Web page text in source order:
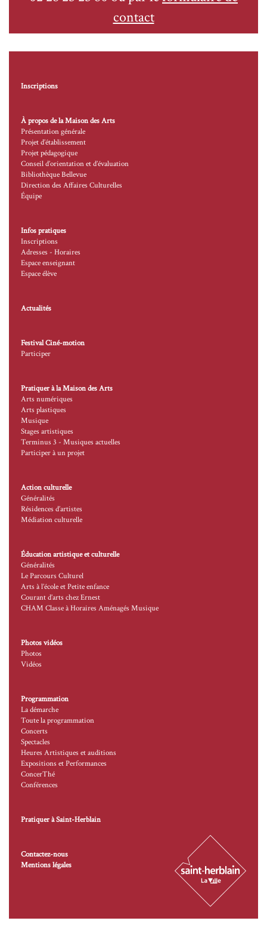
contact
Inscriptions
À propos de la Maison des Arts
Présentation générale
Projet d’établissement
Projet pédagogique
Conseil d’orientation et d’évaluation
Bibliothèque Bellevue
Direction des Affaires Culturelles
Équipe
Infos pratiques
Inscriptions
Adresses - Horaires
Espace enseignant
Espace élève
Actualités
Festival Ciné-motion
Participer
Pratiquer à la Maison des Arts
Arts numériques
Arts plastiques
Musique
Stages artistiques
Terminus 3 - Musiques actuelles
Participer à un projet
Action culturelle
Généralités
Résidences d’artistes
Médiation culturelle
Éducation artistique et culturelle
Généralités
Le Parcours Culturel
Arts à l’école et Petite enfance
Courant d’arts chez Ernest
CHAM Classe à Horaires Aménagés Musique
Photos vidéos
Photos
Vidéos
Programmation
La démarche
Toute la programmation
Concerts
Spectacles
Heures Artistiques et auditions
Expositions et Performances
ConcerThé
Conférences
Pratiquer à Saint-Herblain
Contactez-nous
Mentions légales